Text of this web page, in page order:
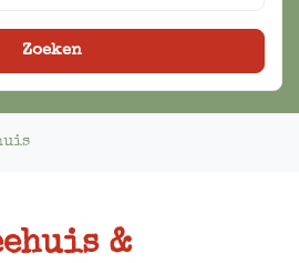
Zoeken
&